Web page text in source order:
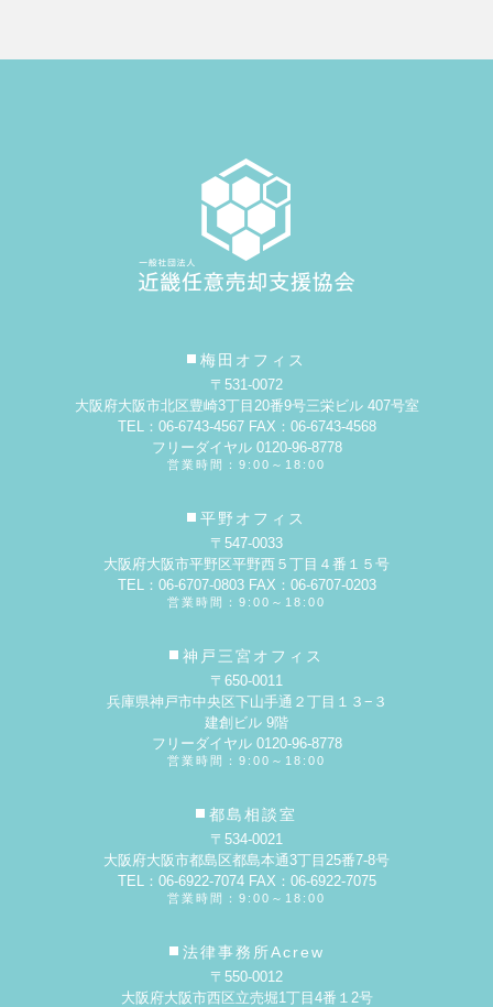
梅田オフィス
〒531-0072
大阪府大阪市北区豊崎3丁目20番9号三栄ビル 407号室
TEL：06-6743-4567 FAX：06-6743-4568
フリーダイヤル 0120-96-8778
営業時間：9:00～18:00
平野オフィス
〒547-0033
大阪府大阪市平野区平野西５丁目４番１５号
TEL：06-6707-0803 FAX：06-6707-0203
営業時間：9:00～18:00
神戸三宮オフィス
〒650-0011
兵庫県神戸市中央区下山手通２丁目１３−３
建創ビル 9階
フリーダイヤル 0120-96-8778
営業時間：9:00～18:00
都島相談室
〒534-0021
大阪府大阪市都島区都島本通3丁目25番7-8号
TEL：06-6922-7074 FAX：06-6922-7075
営業時間：9:00～18:00
法律事務所Acrew
〒550-0012
大阪府大阪市西区立売堀1丁目4番１2号